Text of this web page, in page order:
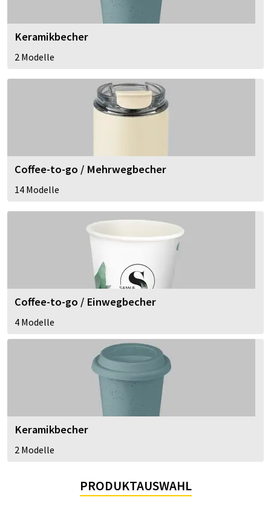
Keramikbecher
2 Modelle
Coffee-to-go / Mehrwegbecher
14 Modelle
Coffee-to-go / Einwegbecher
4 Modelle
Keramikbecher
2 Modelle
PRODUKTAUSWAHL